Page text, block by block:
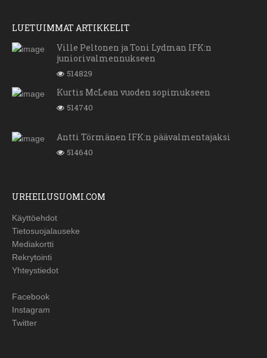
LUETUIMMAT ARTIKKELIT
Ville Peltonen ja Toni Lydman IFK:n
juniorivalmennukseen
514829
Kurtis McLean vuoden sopimukseen
514740
Antti Törmänen IFK:n päävalmentajaksi
514640
URHEILUSUOMI.COM
Käyttöehdot
Tietosuojalauseke
Mediakortti
Rekrytointi
Yhteystiedot
Facebook
Instagram
Twitter